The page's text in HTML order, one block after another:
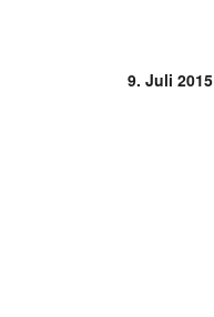
9. Juli 2015